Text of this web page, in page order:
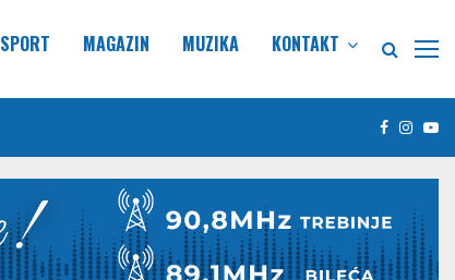
SPORT MAGAZIN MUZIKA KONTAKT
Facebook